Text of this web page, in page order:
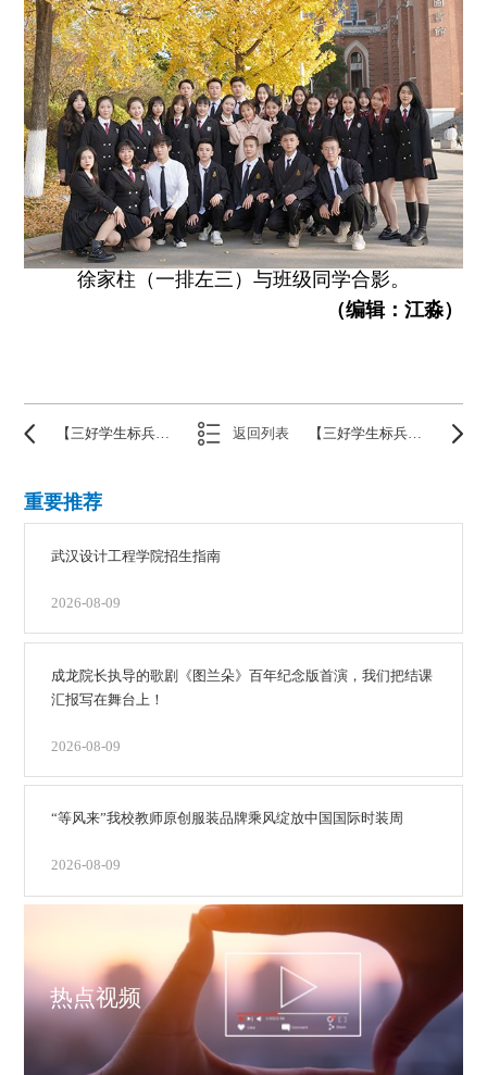
徐家柱（一排左三）与班级同学合影。
（编辑：江淼）
【三好学生标兵】皇甫雨婷——多一点努力就多一点成功 返回列表 【三好学生标兵】胡双双——自律让我遇见更优秀的自己
重要推荐
武汉设计工程学院招生指南
2026-08-09
成龙院长执导的歌剧《图兰朵》百年纪念版首演，我们把结课
汇报写在舞台上！
2026-08-09
“等风来”我校教师原创服装品牌乘风绽放中国国际时装周
2026-08-09
热点视频